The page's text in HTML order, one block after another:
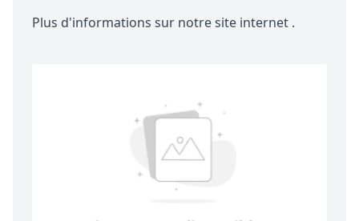
Plus d'informations sur notre site internet .